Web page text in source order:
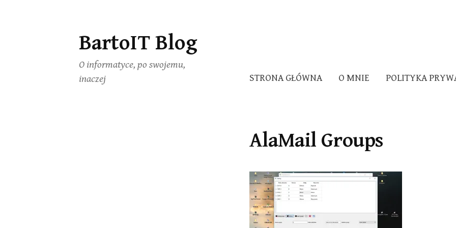
Skip
to
content
BartoIT Blog
O informatyce, po swojemu,
inaczej
STRONA GŁÓWNA O MNIE POLITYKA
AlaMail Groups